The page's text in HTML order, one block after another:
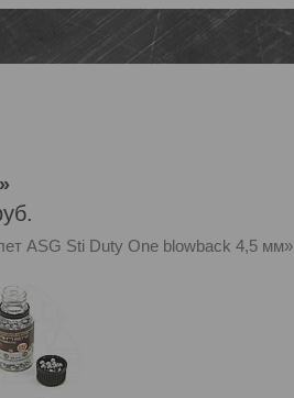
ASG Sti Duty One blowback 4,5 мм»